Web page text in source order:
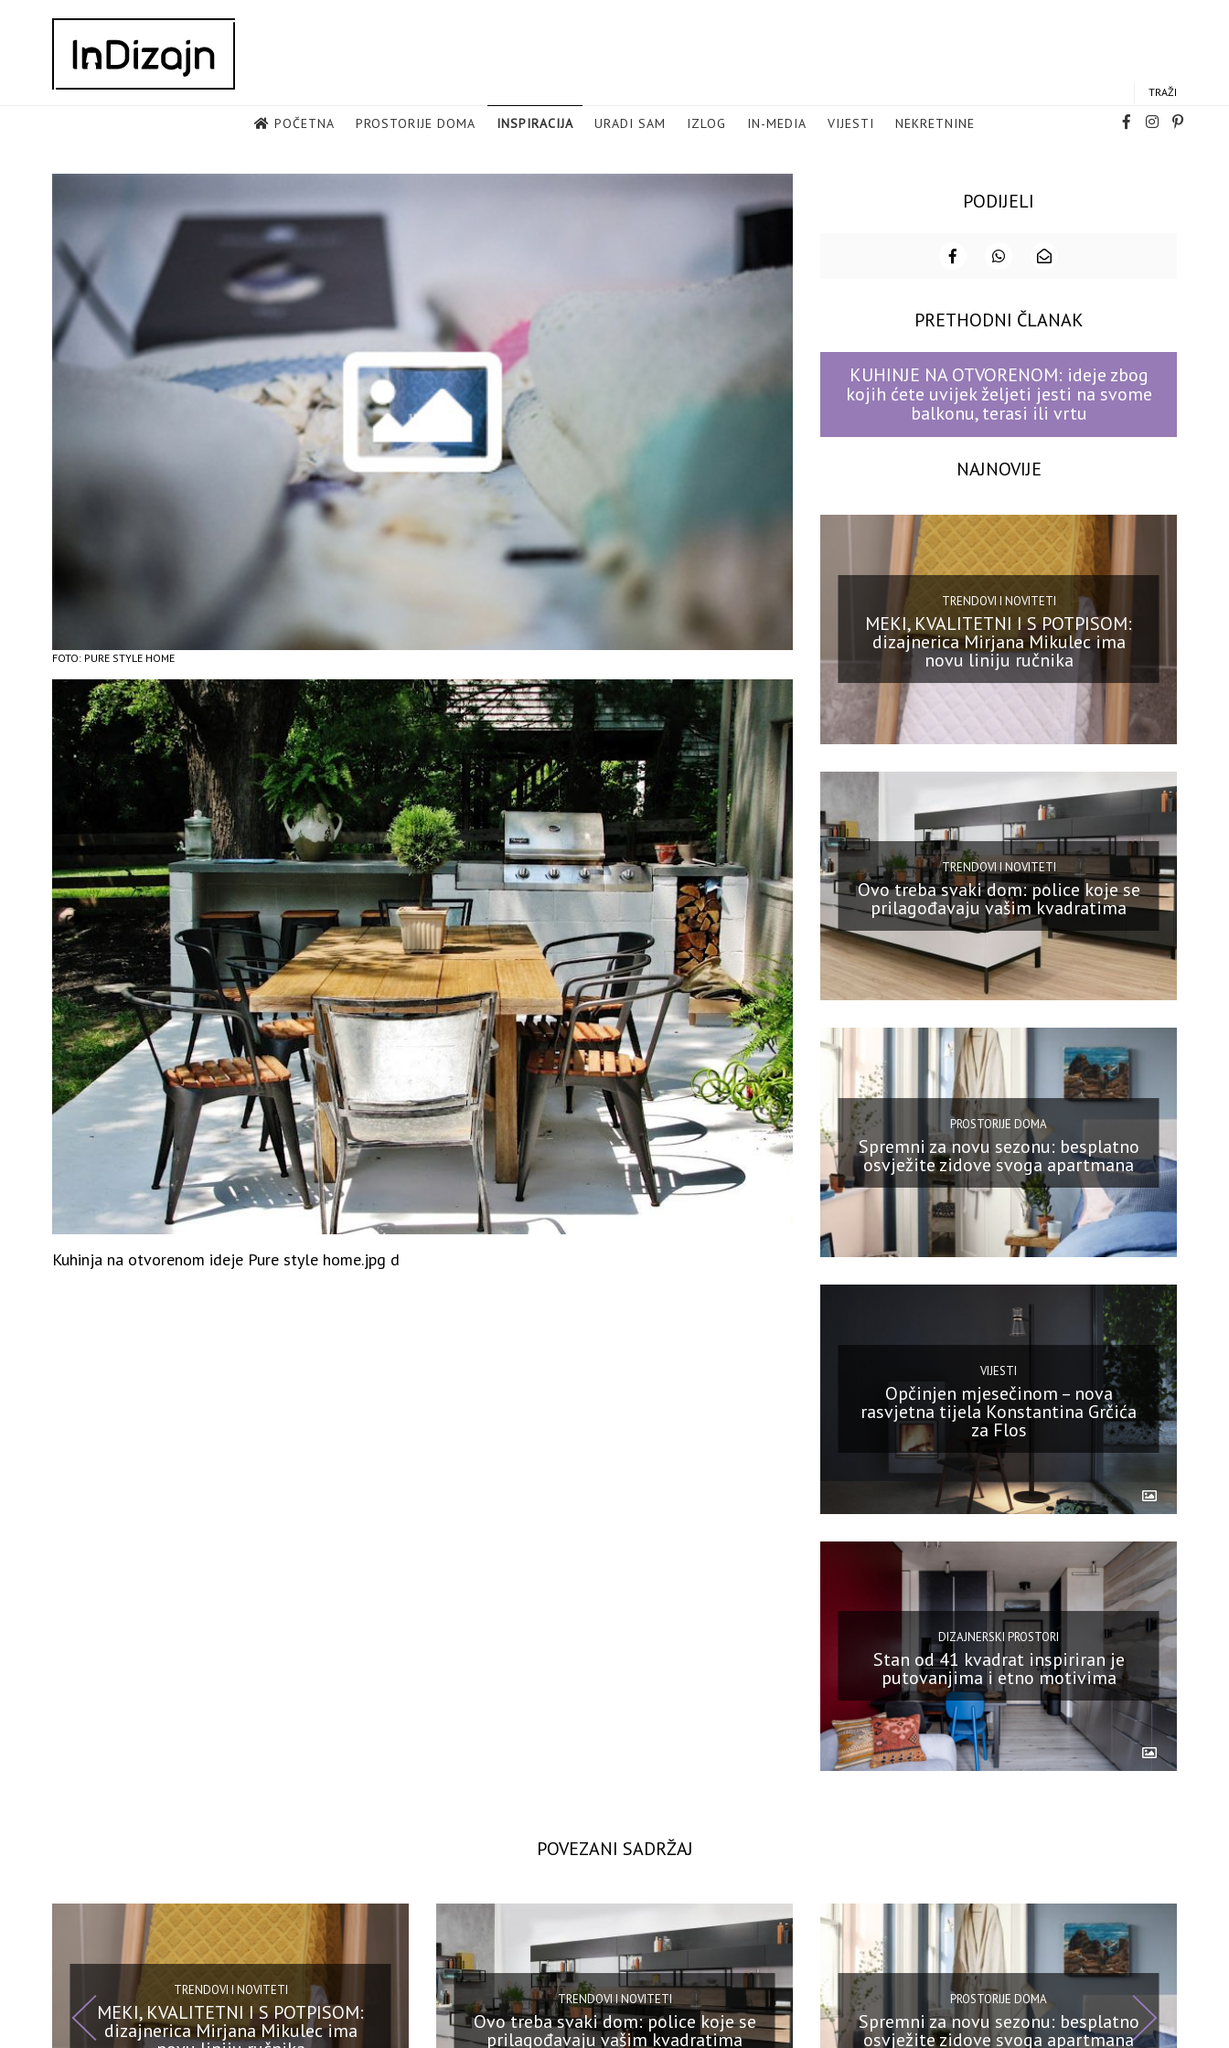
TRAŽI
POČETNA PROSTORIJE DOMA INSPIRACIJA URADI SAM IZLOG IN-MEDIA VIJESTI NEKRETNINE
FOTO: PURE STYLE HOME
Kuhinja na otvorenom ideje Pure style home.jpg d
PODIJELI
PRETHODNI ČLANAK
KUHINJE NA OTVORENOM: ideje zbog
kojih ćete uvijek željeti jesti na svome
balkonu, terasi ili vrtu
NAJNOVIJE
TRENDOVI I NOVITETI
MEKI, KVALITETNI I S POTPISOM:
dizajnerica Mirjana Mikulec ima
novu liniju ručnika
TRENDOVI I NOVITETI
Ovo treba svaki dom: police koje se
prilagođavaju vašim kvadratima
PROSTORIJE DOMA
Spremni za novu sezonu: besplatno
osvježite zidove svoga apartmana
VIJESTI
Opčinjen mjesečinom – nova
rasvjetna tijela Konstantina Grčića
za Flos
DIZAJNERSKI PROSTORI
Stan od 41 kvadrat inspiriran je
putovanjima i etno motivima
POVEZANI SADRŽAJ
TRENDOVI I NOVITETI
MEKI, KVALITETNI I S POTPISOM:
dizajnerica Mirjana Mikulec ima
TRENDOVI I NOVITETI
Ovo treba svaki dom: police koje se
prilagođavaju vašim kvadratima
PROSTORIJE DOMA
Spremni za novu sezonu: besplatno
osvježite zidove svoga apartmana